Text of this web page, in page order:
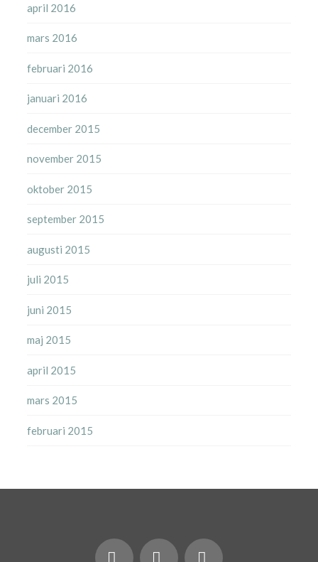
april 2016
mars 2016
februari 2016
januari 2016
december 2015
november 2015
oktober 2015
september 2015
augusti 2015
juli 2015
juni 2015
maj 2015
april 2015
mars 2015
februari 2015